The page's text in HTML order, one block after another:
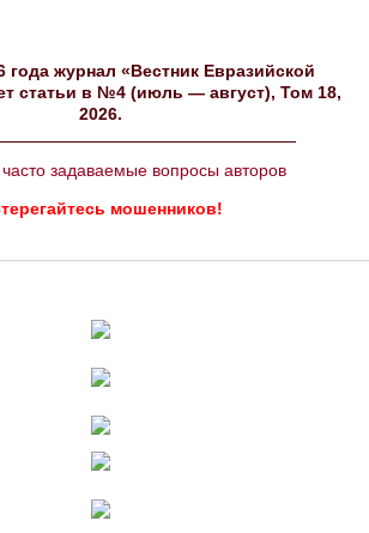
года журнал «Вестник Евразийской
статьи в №4 (июль — август), Том 18,
2026.
задаваемые вопросы авторов
мошенников!